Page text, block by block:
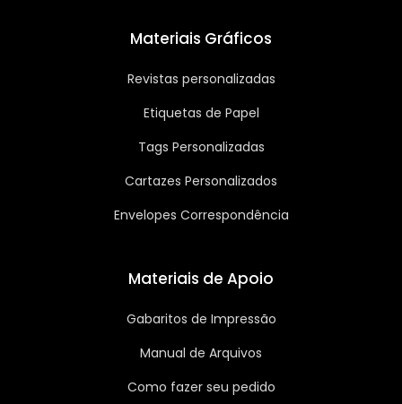
Materiais Gráficos
Revistas personalizadas
Etiquetas de Papel
Tags Personalizadas
Cartazes Personalizados
Envelopes Correspondência
Materiais de Apoio
Gabaritos de Impressão
Manual de Arquivos
Como fazer seu pedido